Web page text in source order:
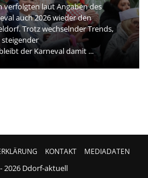
verfolgten laut Angaben des
auch 2026 wieder den
Trotz wechselnder Trends,
der Karneval damit ...
KONTAKT MEDIADATEN
- 2026 Ddorf-aktuell